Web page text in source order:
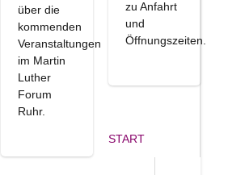
über die
kommenden
Veranstaltungen
im Martin
Luther
Forum
Ruhr.
zu Anfahrt
und
Öffnungszeiten.
START